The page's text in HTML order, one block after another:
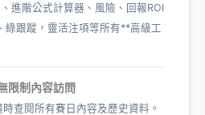
進階公式計算器、風險、回報ROI
綠跟蹤，靈活注項等所有**高級工
限制內容訪問
查閱所有賽日內容及歷史資料。